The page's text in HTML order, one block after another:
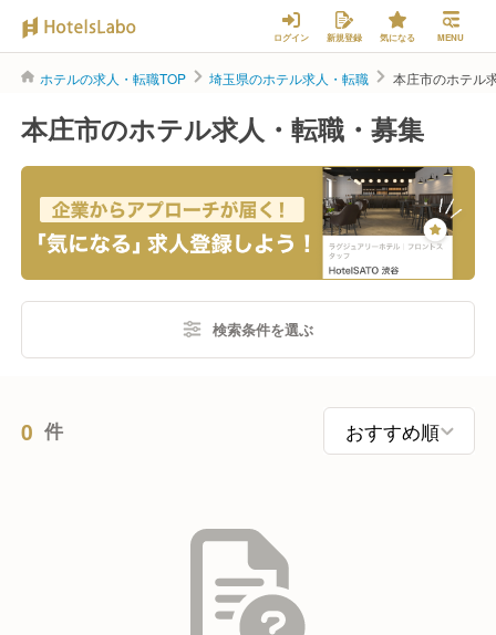
ログイン 新規登録 気になる MENU
ホテルの求人・転職TOP 埼玉県のホテル求人・転職 本庄市のホテル
本庄市のホテル求人・転職・募集
検索条件を選ぶ
0 件